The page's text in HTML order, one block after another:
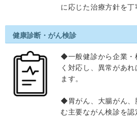
に応じた治療方針を丁
健康診断・がん検診
◆一般健診から企業・
く対応し、異常があ
ます。
◆胃がん、大腸がん、
む主要ながん検診を認